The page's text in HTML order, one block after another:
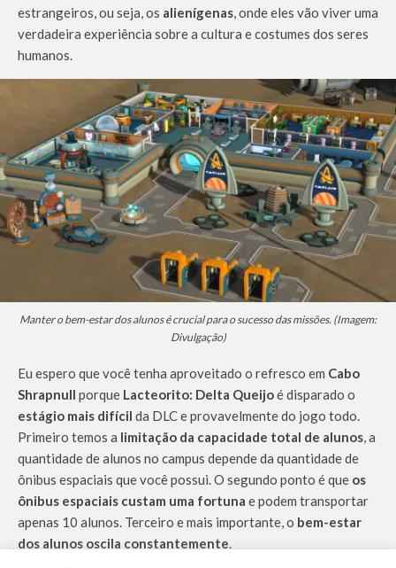
estrangeiros, ou seja, os alienígenas, onde eles vão viver uma
verdadeira experiência sobre a cultura e costumes dos seres
humanos.
Manter o bem-estar dos alunos é crucial para o sucesso das missões. (Imagem:
Divulgação)
Eu espero que você tenha aproveitado o refresco em Cabo
Shrapnull porque Lacteorito: Delta Queijoé disparado o
estágio mais difícil da DLC e provavelmente do jogo todo.
Primeiro temos a limitação da capacidade total de alunos, a
quantidade de alunos no campus depende da quantidade de
ônibus espaciais que você possui. O segundo ponto é que os
ônibus espaciais custam uma fortuna e podem transportar
apenas 10 alunos. Terceiro e mais importante, o bem-estar
dos alunos oscila constantemente.